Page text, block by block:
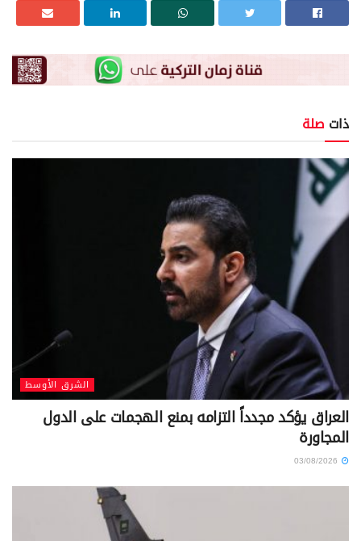
ذات صلة
الشرق الأوسط
العراق يؤكد مجدداً التزامه بمنع الهجمات على الدول
المجاورة